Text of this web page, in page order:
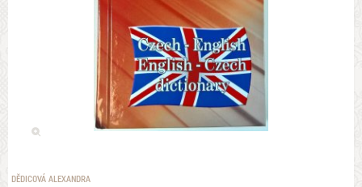
DĚDICOVÁ ALEXANDRA